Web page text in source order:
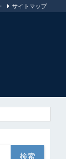
サイトマップ